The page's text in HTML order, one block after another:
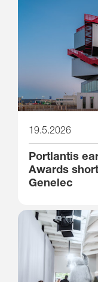
19.5.2026
Portlantis
Awards
Genelec